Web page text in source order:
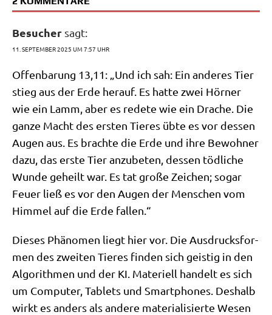
Besucher sagt:
11. SEPTEMBER 2025 UM 7:57 UHR
Offen­ba­rung 13,11: „Und ich sah: Ein ande­res Tier
stieg aus der Erde her­auf. Es hat­te zwei Hör­ner
wie ein Lamm, aber es rede­te wie ein Dra­che. Die
gan­ze Macht des ersten Tie­res übte es vor des­sen
Augen aus. Es brach­te die Erde und ihre Bewoh­ner
dazu, das erste Tier anzu­be­ten, des­sen töd­li­che
Wun­de geheilt war. Es tat gro­ße Zei­chen; sogar
Feu­er ließ es vor den Augen der Men­schen vom
Him­mel auf die Erde fallen.“
Die­ses Phä­no­men liegt hier vor. Die Aus­drucks­for­
men des zwei­ten Tie­res fin­den sich gei­stig in den
Algo­rith­men und der KI. Mate­ri­ell han­delt es sich
um Com­pu­ter, Tablets und Smart­phones. Des­halb
wirkt es anders als ande­re mate­ria­li­sier­te Wesen